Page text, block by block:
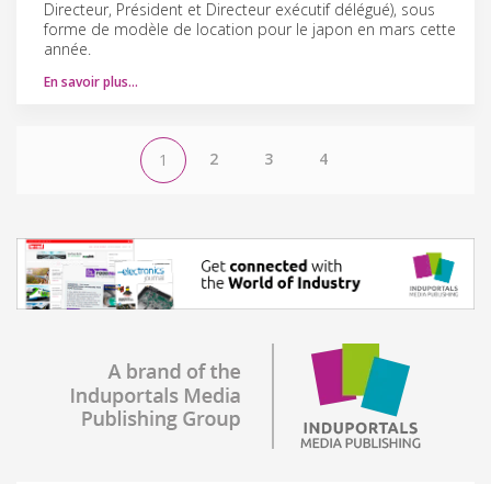
Directeur, Président et Directeur exécutif délégué), sous
forme de modèle de location pour le japon en mars cette
année.
En savoir plus…
1 2 3 4